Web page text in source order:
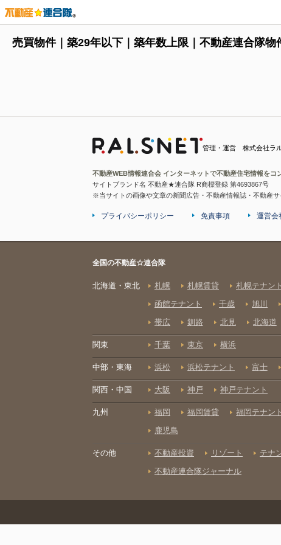
売買物件｜築29年以下｜築年数上限｜不動産連合隊物
管理・運営 株式会社ラ
不動産WEB情報連合会 インターネットで不動産住宅情報をコ
サイトブランド名 不動産★連合隊 R商標登録 第4693867号
※当サイトの画像や文章の新聞広告・不動産情報誌・不動産サ
プライバシーポリシー 免責事項 運営会